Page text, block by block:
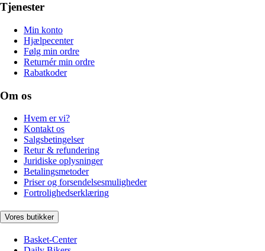
Tjenester
Min konto
Hjælpecenter
Følg min ordre
Returnér min ordre
Rabatkoder
Om os
Hvem er vi?
Kontakt os
Salgsbetingelser
Retur & refundering
Juridiske oplysninger
Betalingsmetoder
Priser og forsendelsesmuligheder
Fortrolighedserklæring
Vores butikker
Basket-Center